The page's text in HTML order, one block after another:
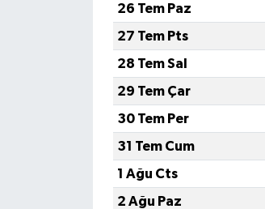
26 Tem Paz
27 Tem Pts
28 Tem Sal
29 Tem Çar
30 Tem Per
31 Tem Cum
1 Ağu Cts
2 Ağu Paz